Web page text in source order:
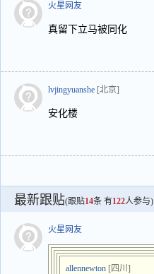
火星网友
真留下立马被同化
lvjingyuanshe [北京]
安化楼
最新跟贴(跟贴14条 有122人参与)
火星网友
allennewton [四川]